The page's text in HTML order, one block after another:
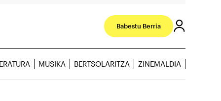
Babestu Berria
MUSIKA BERTSOLARITZA ZINEMALDIA